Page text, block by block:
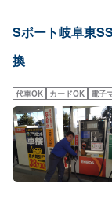
Sポート岐阜東
換
代車OK カードOK 電子